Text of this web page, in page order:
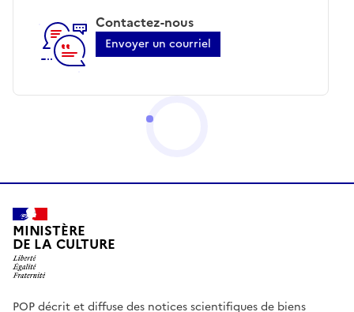
Contactez-nous
Envoyer un courriel
MINISTÈRE
DE LA CULTURE
POP décrit et diffuse des notices scientifiques de biens